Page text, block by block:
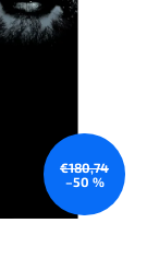
€180,74
–50 %